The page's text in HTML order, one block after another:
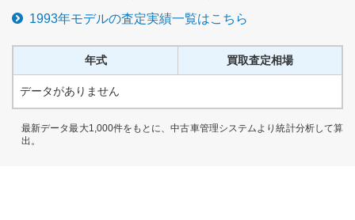
1993年モデルの査定実績一覧はこちら
年式 買取査定相場
データがありません
最新データ最大1,000件をもとに、中古車管理システムより統計分析して算
出。